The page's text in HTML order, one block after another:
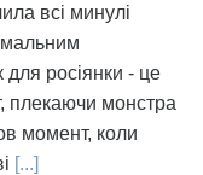
всі минулі
для росіянки - це
плекаючи монстра
момент, коли
[...]